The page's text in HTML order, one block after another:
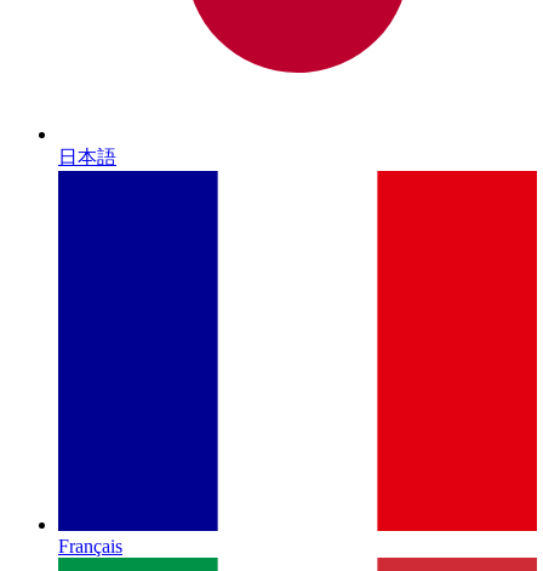
日本語
Français